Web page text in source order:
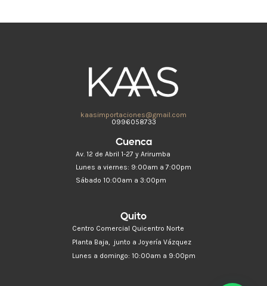
kaasimportaciones@gmail.com
0996058733
Cuenca
Av. 12 de Abril 1-27 y Arirumba
Lunes a viernes: 9:00am a 7:00pm
Sábado 10:00am a 3:00pm
Quito
Centro Comercial Quicentro Norte
Planta Baja, junto a Joyería Vázquez
Lunes a domingo: 10:00am a 9:00pm